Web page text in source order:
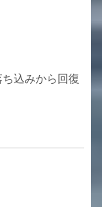
込みから回復